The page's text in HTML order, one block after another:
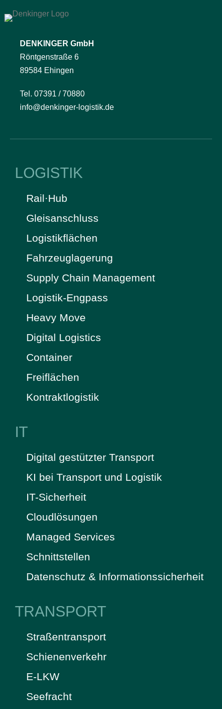
DENKINGER GmbH
Röntgenstraße 6
89584 Ehingen
Tel. 07391 / 70880
info@denkinger-logistik.de
LOGISTIK
Rail·Hub
Gleisanschluss
Logistikflächen
Fahrzeuglagerung
Supply Chain Management
Logistik-Engpass
Heavy Move
Digital Logistics
Container
Freiflächen
Kontraktlogistik
IT
Digital gestützter Transport
KI bei Transport und Logistik
IT-Sicherheit
Cloudlösungen
Managed Services
Schnittstellen
Datenschutz & Informationssicherheit
TRANSPORT
Straßentransport
Schienenverkehr
E-LKW
Seefracht